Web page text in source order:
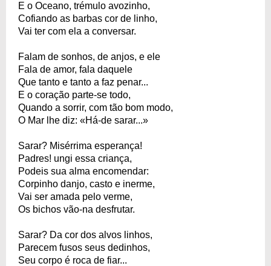
E o Oceano, trémulo avozinho,
Cofiando as barbas cor de linho,
Vai ter com ela a conversar.
Falam de sonhos, de anjos, e ele
Fala de amor, fala daquele
Que tanto e tanto a faz penar...
E o coração parte-se todo,
Quando a sorrir, com tão bom modo,
O Mar lhe diz: «Há-de sarar...»
Sarar? Misérrima esperança!
Padres! ungi essa criança,
Podeis sua alma encomendar:
Corpinho danjo, casto e inerme,
Vai ser amada pelo verme,
Os bichos vão-na desfrutar.
Sarar? Da cor dos alvos linhos,
Parecem fusos seus dedinhos,
Seu corpo é roca de fiar...